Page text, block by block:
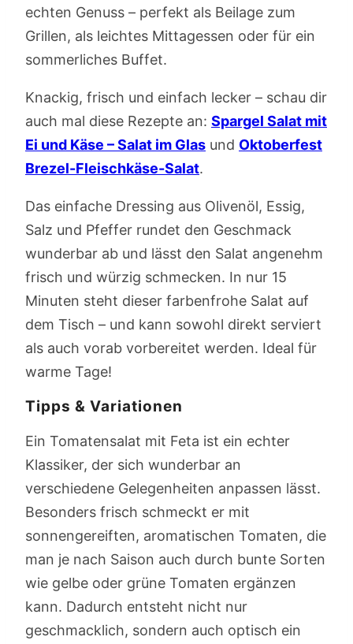
echten Genuss – perfekt als Beilage zum
Grillen, als leichtes Mittagessen oder für ein
sommerliches Buffet.
Knackig, frisch und einfach lecker – schau dir
auch mal diese Rezepte an: Spargel Salat mit
Ei und Käse – Salat im Glas und Oktoberfest
Brezel-Fleischkäse-Salat.
Das einfache Dressing aus Olivenöl, Essig,
Salz und Pfeffer rundet den Geschmack
wunderbar ab und lässt den Salat angenehm
frisch und würzig schmecken. In nur 15
Minuten steht dieser farbenfrohe Salat auf
dem Tisch – und kann sowohl direkt serviert
als auch vorab vorbereitet werden. Ideal für
warme Tage!
Tipps & Variationen
Ein Tomatensalat mit Feta ist ein echter
Klassiker, der sich wunderbar an
verschiedene Gelegenheiten anpassen lässt.
Besonders frisch schmeckt er mit
sonnengereiften, aromatischen Tomaten, die
man je nach Saison auch durch bunte Sorten
wie gelbe oder grüne Tomaten ergänzen
kann. Dadurch entsteht nicht nur
geschmacklich, sondern auch optisch ein